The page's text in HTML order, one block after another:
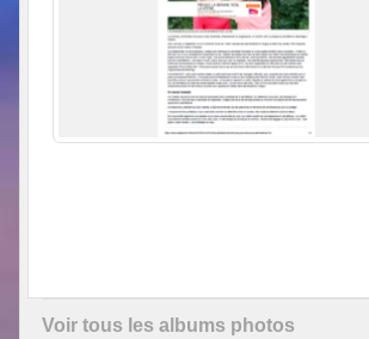
Voir tous les albums photos